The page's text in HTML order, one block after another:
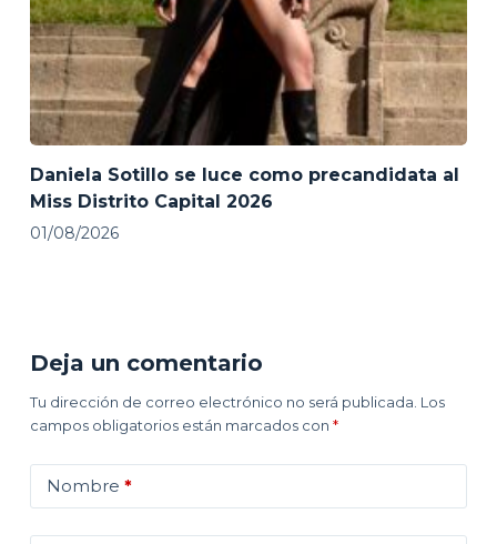
Daniela Sotillo se luce como precandidata al
Miss Distrito Capital 2026
01/08/2026
Deja un comentario
Tu dirección de correo electrónico no será publicada. Los
campos obligatorios están marcados con *
Nombre *